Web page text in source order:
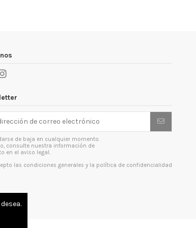
de baja en cualquier momento.
consulte nuestra información de
en el aviso legal.
las condiciones generales y la política de confidencialidad